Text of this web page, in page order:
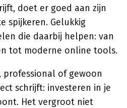
doet er goed aan zijn
spijkeren. Gelukkig
die daarbij helpen: van
tot moderne online tools.
of gewoon
schrijft: investeren in je
Het vergroot niet